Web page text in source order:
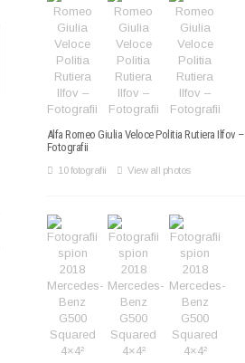
Alfa Romeo Giulia Veloce Politia Rutiera Ilfov –
Fotografii
10 fotografii View all photos